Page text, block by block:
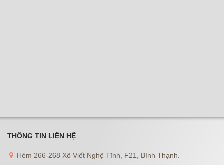
THÔNG TIN LIÊN HỆ
Hẻm 266-268 Xô Viết Nghệ Tĩnh, F21, Bình Thạnh.